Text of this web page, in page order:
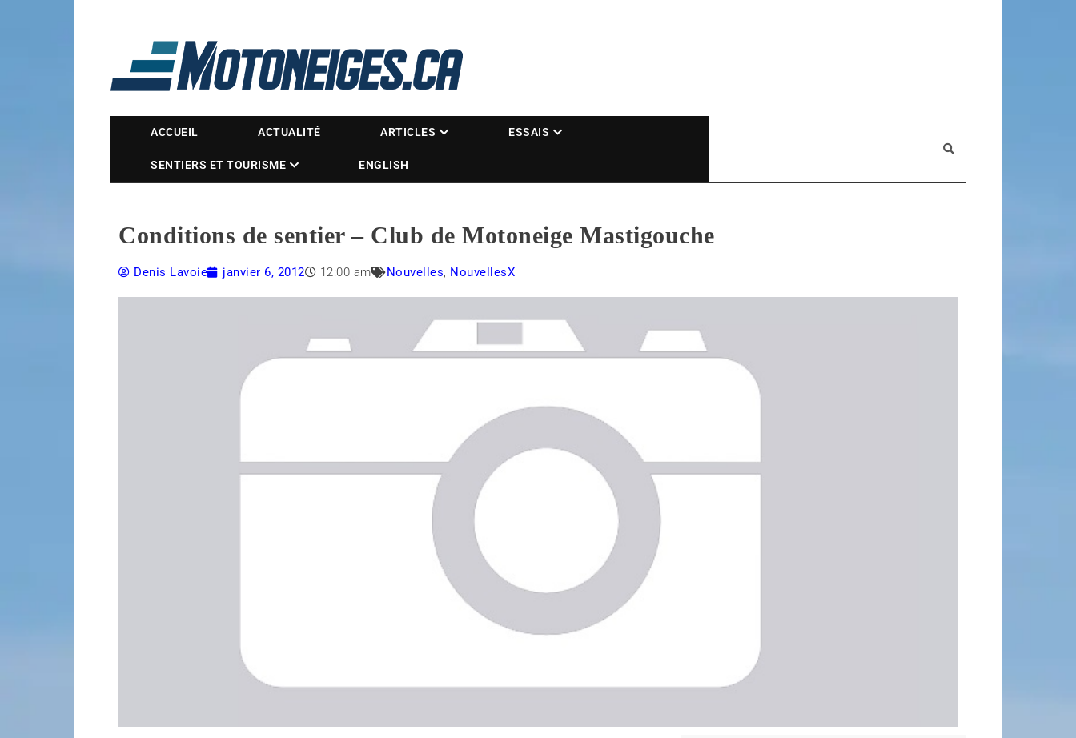
Magazine Motoneiges.ca
ACCUEIL ACTUALITÉ ARTICLES ESSAIS
SENTIERS ET TOURISME ENGLISH
Conditions de sentier – Club de Motoneige Mastigouche
Denis Lavoie janvier 6, 2012 12:00 am Nouvelles, NouvellesX